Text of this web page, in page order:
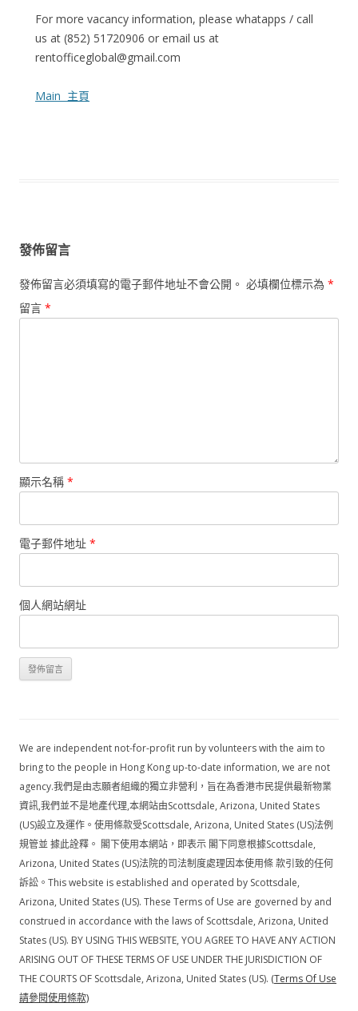
For more vacancy information, please whatapps / call
us at (852) 51720906 or email us at
rentofficeglobal@gmail.com
Main 主頁
發佈留言
發佈留言必須填寫的電子郵件地址不會公開。 必填欄位標示為 *
留言 *
顯示名稱 *
電子郵件地址 *
個人網站網址
We are independent not-for-profit run by volunteers with the aim to
bring to the people in Hong Kong up-to-date information, we are not
agency.我們是由志願者組織的獨立非營利，旨在為香港市民提供最新物業
資訊,我們並不是地產代理,本網站由Scottsdale, Arizona, United States
(US)設立及運作。使用條款受Scottsdale, Arizona, United States (US)法例
規管並 據此詮釋。 閣下使用本網站，即表示 閣下同意根據Scottsdale,
Arizona, United States (US)法院的司法制度處理因本使用條 款引致的任何
訴訟。This website is established and operated by Scottsdale,
Arizona, United States (US). These Terms of Use are governed by and
construed in accordance with the laws of Scottsdale, Arizona, United
States (US). BY USING THIS WEBSITE, YOU AGREE TO HAVE ANY ACTION
ARISING OUT OF THESE TERMS OF USE UNDER THE JURISDICTION OF
THE COURTS OF Scottsdale, Arizona, United States (US). (Terms Of Use
請參閱使用條款)